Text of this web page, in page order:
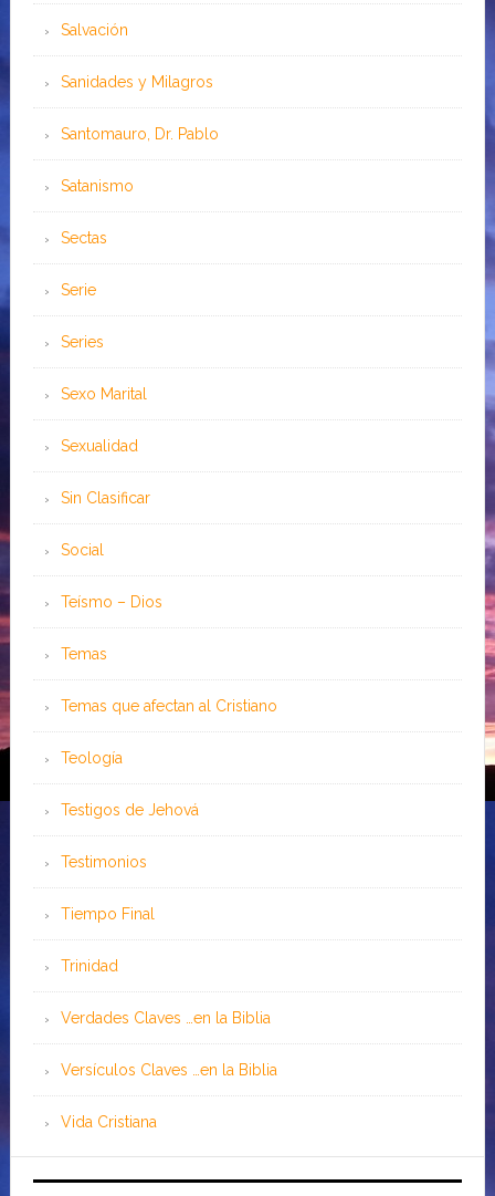
Salvación
Sanidades y Milagros
Santomauro, Dr. Pablo
Satanismo
Sectas
Serie
Series
Sexo Marital
Sexualidad
Sin Clasificar
Social
Teísmo – Dios
Temas
Temas que afectan al Cristiano
Teología
Testigos de Jehová
Testimonios
Tiempo Final
Trinidad
Verdades Claves …en la Biblia
Versículos Claves …en la Biblia
Vida Cristiana